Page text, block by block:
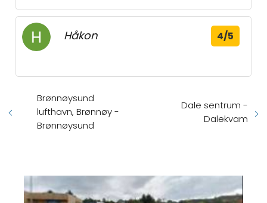
Håkon 4/5
Brønnøysund
lufthavn, Brønnøy -
Brønnøysund
Dale sentrum -
Dalekvam